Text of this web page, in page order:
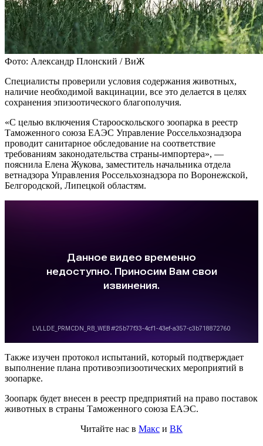
Фото: Александр Плонский / ВиЖ
Специалисты проверили условия содержания животных,
наличие необходимой вакцинации, все это делается в целях
сохранения эпизоотического благополучия.
«С целью включения Старооскольского зоопарка в реестр
Таможенного союза ЕАЭС Управление Россельхознадзора
проводит санитарное обследование на соответствие
требованиям законодательства страны-импортера», —
пояснила Елена Жукова, заместитель начальника отдела
ветнадзора Управления Россельхознадзора по Воронежской,
Белгородской, Липецкой областям.
Также изучен протокол испытаний, который подтверждает
выполнение плана противоэпизоотических мероприятий в
зоопарке.
Зоопарк будет внесен в реестр предприятий на право поставок
животных в страны Таможенного союза ЕАЭС.
Читайте нас в Макс и ВК